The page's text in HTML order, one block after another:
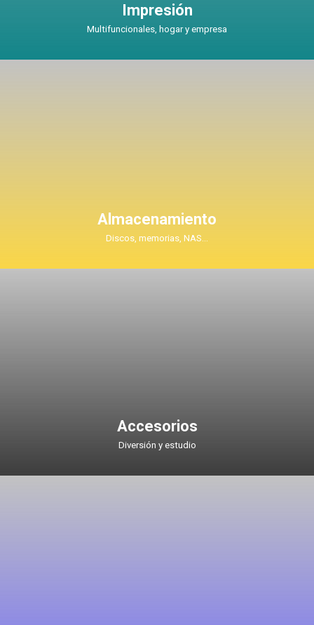
Impresión
Multifuncionales, hogar y empresa
Almacenamiento
Discos, memorias, NAS...
Accesorios
Diversión y estudio